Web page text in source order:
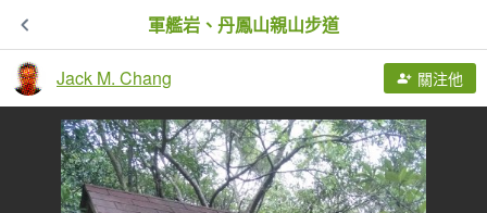
軍艦岩、丹鳳山親山步道
Jack M. Chang 關注他